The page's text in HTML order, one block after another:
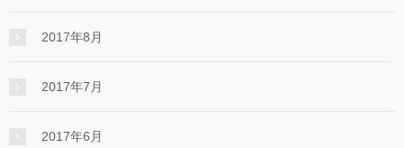
2017年8月
2017年7月
2017年6月